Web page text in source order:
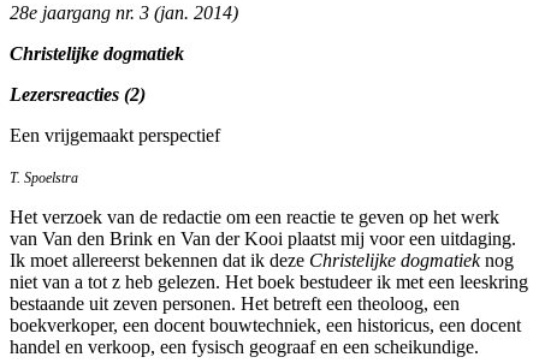
28e jaargang nr. 3 (jan. 2014)
Christelijke dogmatiek
Lezersreacties (2)
Een vrijgemaakt perspectief
T. Spoelstra
Het verzoek van de redactie om een reactie te geven op het werk
van Van den Brink en Van der Kooi plaatst mij voor een uitdaging.
Ik moet allereerst bekennen dat ik deze Christelijke dogmatieknog
niet van a tot z heb gelezen. Het boek bestudeer ik met een leeskring
bestaande uit zeven personen. Het betreft een theoloog, een
boekverkoper, een docent bouwtechniek, een historicus, een docent
handel en verkoop, een fysisch geograaf en een scheikundige.